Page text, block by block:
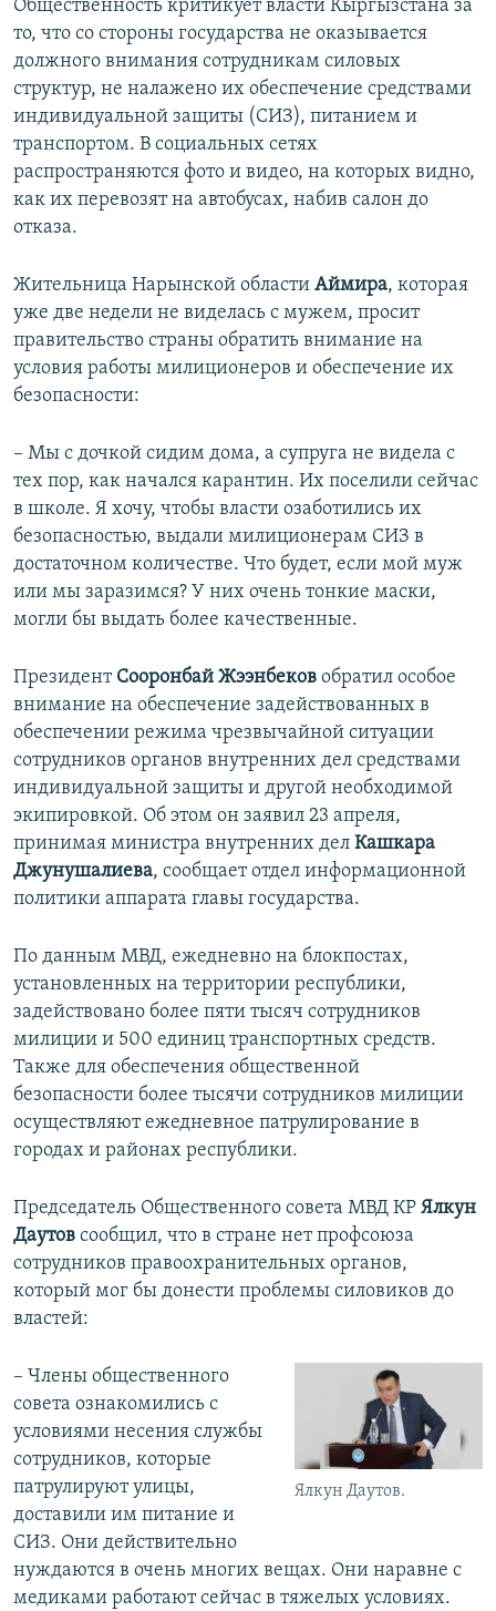
Общественность критикует власти Кыргызстана за
то, что со стороны государства не оказывается
должного внимания сотрудникам силовых
структур, не налажено их обеспечение средствами
индивидуальной защиты (СИЗ), питанием и
транспортом. В социальных сетях
распространяются фото и видео, на которых видно,
как их перевозят на автобусах, набив салон до
отказа.
Жительница Нарынской области Аймира, которая
уже две недели не виделась с мужем, просит
правительство страны обратить внимание на
условия работы милиционеров и обеспечение их
безопасности:
– Мы с дочкой сидим дома, а супруга не видела с
тех пор, как начался карантин. Их поселили сейчас
в школе. Я хочу, чтобы власти озаботились их
безопасностью, выдали милиционерам СИЗ в
достаточном количестве. Что будет, если мой муж
или мы заразимся? У них очень тонкие маски,
могли бы выдать более качественные.
Президент Сооронбай Жээнбеков обратил особое
внимание на обеспечение задействованных в
обеспечении режима чрезвычайной ситуации
сотрудников органов внутренних дел средствами
индивидуальной защиты и другой необходимой
экипировкой. Об этом он заявил 23 апреля,
принимая министра внутренних дел Кашкара
Джунушалиева, сообщает отдел информационной
политики аппарата главы государства.
По данным МВД, ежедневно на блокпостах,
установленных на территории республики,
задействовано более пяти тысяч сотрудников
милиции и 500 единиц транспортных средств.
Также для обеспечения общественной
безопасности более тысячи сотрудников милиции
осуществляют ежедневное патрулирование в
городах и районах республики.
Председатель Общественного совета МВД КР Ялкун
Даутов сообщил, что в стране нет профсоюза
сотрудников правоохранительных органов,
который мог бы донести проблемы силовиков до
властей:
Ялкун Даутов.
– Члены общественного
совета ознакомились с
условиями несения службы
сотрудников, которые
патрулируют улицы,
доставили им питание и
СИЗ. Они действительно
нуждаются в очень многих вещах. Они наравне с
медиками работают сейчас в тяжелых условиях.